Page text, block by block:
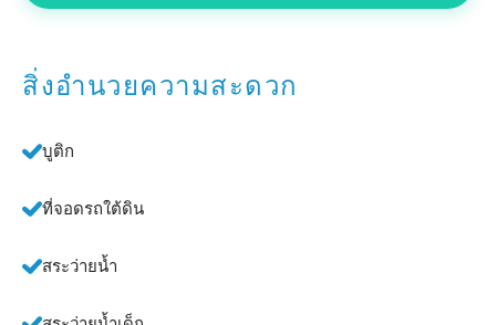
สิ่งอำนวยความสะดวก
บูติก
ที่จอดรถใต้ดิน
สระว่ายน้ำ